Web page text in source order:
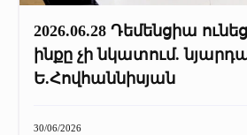
2026.06.28 Դեմենցիա
ինքը չի նկատում.
Ե.Հովհաննիսյան
30/06/2026